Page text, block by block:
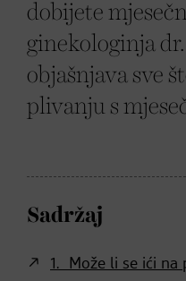
dobijete
ginekologinja
objašnjava sve
plivanju s
Sadržaj
1. Može li se ići na